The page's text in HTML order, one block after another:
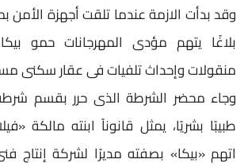
وقد بدأت الازمة عندما تلقت أجهزة الأمن
بلاغًا يتهم مؤدى المهرجانات حمو
منقولات وإحداث تلفيات فى عقار سكنى مستأجر فى
وجاء محضر الشرطة الذى حرر بقسم شرطة
طبيبًا بشريًا، يمثل قانوناً ابنته مالكة
اتهم «بيكا» بصفته مديرًا لشركة إنتاج